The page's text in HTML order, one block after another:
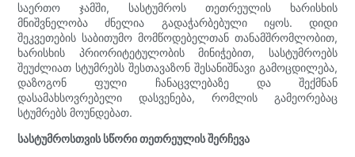
საერთო ჯამში, სასტუმროს თეთრეულის ხარისხის
მნიშვნელობა ძნელია გადაჭარბებული იყოს. დიდი
შეკვეთების საბითუმო მომწოდებელთან თანამშრომლობით,
ხარისხის პრიორიტეტულობის მინიჭებით, სასტუმროებს
შეუძლიათ სტუმრებს შესთავაზონ შესანიშნავი გამოცდილება,
დაზოგონ ფული ჩანაცვლებაზე და შექმნან
დასამახსოვრებელი დასვენება, რომლის გამეორებაც
სტუმრებს მოუნდებათ.
სასტუმროსთვის სწორი თეთრეულის შერჩევა